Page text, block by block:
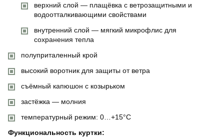
верхний слой — плащёвка с ветрозащитными и
водоотталкивающими свойствами
внутренний слой — мягкий микрофлис для
сохранения тепла
полуприталенный крой
высокий воротник для защиты от ветра
съёмный капюшон с козырьком
застёжка — молния
температурный режим: 0…+15°C
Функциональность куртки: